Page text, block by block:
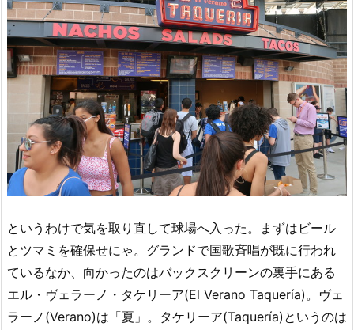
というわけで気を取り直して球場へ入った。まずはビール
とツマミを確保せにゃ。グランドで国歌斉唱が既に行われ
ているなか、向かったのはバックスクリーンの裏手にある
エル・ヴェラーノ・タケリーア(El Verano Taquería)。ヴェ
ラーノ(Verano)は「夏」。タケリーア(Taquería)というのは